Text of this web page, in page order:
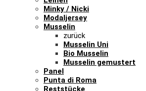
Minky / Nicki
Modaljersey
Musselin
zurück
Musselin Uni
Bio Musselin
Musselin gemustert
Panel
Punta di Roma
Reststücke